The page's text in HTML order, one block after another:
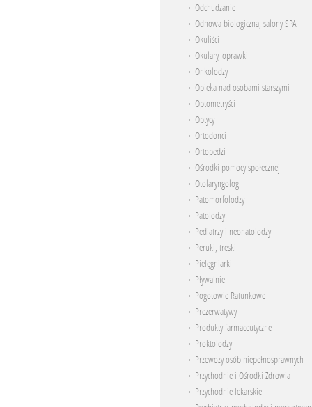
Odchudzanie
Odnowa biologiczna, salony SPA
Okuliści
Okulary, oprawki
Onkolodzy
Opieka nad osobami starszymi
Optometryści
Optycy
Ortodonci
Ortopedzi
Ośrodki pomocy społecznej
Otolaryngolog
Patomorfolodzy
Patolodzy
Pediatrzy i neonatolodzy
Peruki, treski
Pielęgniarki
Pływalnie
Pogotowie Ratunkowe
Prezerwatywy
Produkty farmaceutyczne
Proktolodzy
Przewozy osób niepełnosprawnych
Przychodnie i Ośrodki Zdrowia
Przychodnie lekarskie